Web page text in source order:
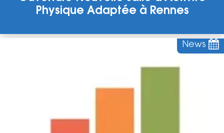
Ouverture Nouvelle salle d'Activité
Physique Adaptée à Rennes
News